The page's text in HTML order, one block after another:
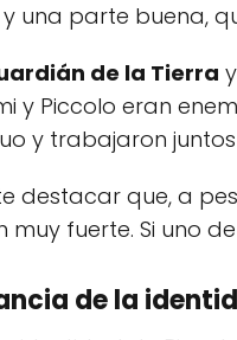
una parte buena,
de la Tierra
y Piccolo eran
y trabajaron
destacar que, a
muy fuerte. Si uno
de la